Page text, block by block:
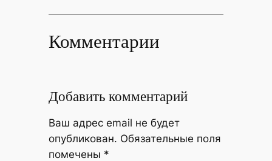
Комментарии
Добавить комментарий
Ваш адрес email не будет
опубликован. Обязательные поля
помечены *